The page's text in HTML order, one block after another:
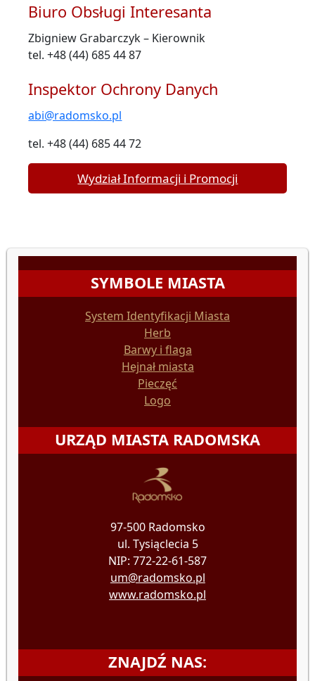
Biuro Obsługi Interesanta
Zbigniew Grabarczyk – Kierownik
tel. +48 (44) 685 44 87
Inspektor Ochrony Danych
abi@radomsko.pl
tel. +48 (44) 685 44 72
Wydział Informacji i Promocji
SYMBOLE MIASTA
System Identyfikacji Miasta
Herb
Barwy i flaga
Hejnał miasta
Pieczęć
Logo
URZĄD MIASTA RADOMSKA
97-500 Radomsko
ul. Tysiąclecia 5
NIP: 772-22-61-587
um@radomsko.pl
www.radomsko.pl
ZNAJDŹ NAS: